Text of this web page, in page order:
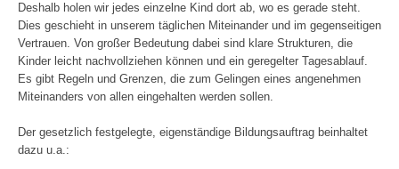
Deshalb holen wir jedes einzelne Kind dort ab, wo es gerade steht.
Dies geschieht in unserem täglichen Miteinander und im gegenseitigen
Vertrauen. Von großer Bedeutung dabei sind klare Strukturen, die
Kinder leicht nachvollziehen können und ein geregelter Tagesablauf.
Es gibt Regeln und Grenzen, die zum Gelingen eines angenehmen
Miteinanders von allen eingehalten werden sollen.
Der gesetzlich festgelegte, eigenständige Bildungsauftrag beinhaltet
dazu u.a.: